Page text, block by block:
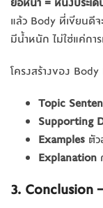
แล้ว Body ที่เขียนดีจ
มีน้ำหนัก ไม่ใช่แค่กา
โครงสร้างของ
Topic
Supporting
Examples ตั
Explanation
3. Conclusion